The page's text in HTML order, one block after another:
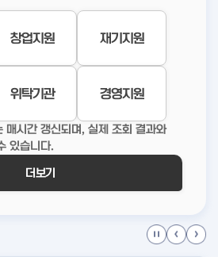
창업지원 재기지원
위탁기관 경영지원
매시간 갱신되며, 실제 조회 결과와
있습니다.
더보기